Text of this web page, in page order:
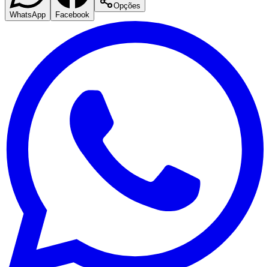
São Paulo
WhatsApp Facebook
Opções